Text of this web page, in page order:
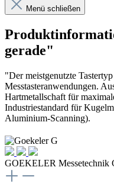
Menü schließen
gerade"
"Der meistgenutzte
Messtasteranwendungen.
Hartmetallschaft für
Industriestandard für
Aluminium-Scanning).
GOEKELER Messetechnik